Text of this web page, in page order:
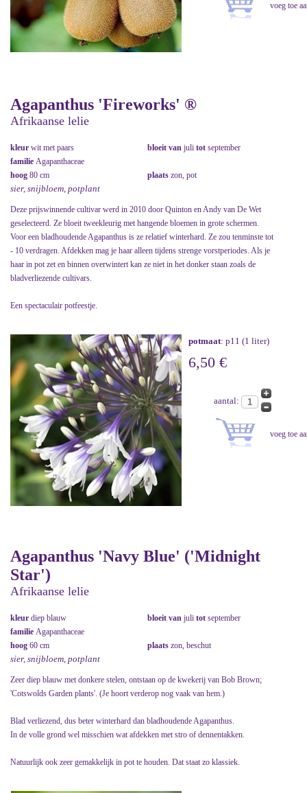
Agapanthus 'Fireworks' ®
Afrikaanse lelie
kleur wit met paars bloeit van juli tot september
familie Agapanthaceae
hoog 80 cm plaats zon, pot
sier, snijbloem, potplant
Deze prijswinnende cultivar werd in 2010 door Quinton en Andy van De Wet
geselecteerd. Ze bloeit tweekleurig met hangende bloemen in grote schermen.
Voor een bladhoudende Agapanthus is ze relatief winterhard. Ze zou tenminste tot
- 10 verdragen. Afdekken mag je haar alleen tijdens strenge vorstperiodes. Als je
haar in pot zet en binnen overwintert kan ze niet in het donker staan zoals de
bladverliezende cultivars.
Een spectaculair potfeestje.
potmaat: p11 (1 liter)
6,50 €
aantal:
Agapanthus 'Navy Blue' ('Midnight
Star')
Afrikaanse lelie
kleur diep blauw bloeit van juli tot september
familie Agapanthaceae
hoog 60 cm plaats zon, beschut
sier, snijbloem, potplant
Zeer diep blauw met donkere stelen, ontstaan op de kwekerij van Bob Brown;
'Cotswolds Garden plants'. (Je hoort verderop nog vaak van hem.)
Blad verliezend, dus beter winterhard dan bladhoudende Agapanthus.
In de volle grond wel misschien wat afdekken met stro of dennentakken.
Natuurlijk ook zeer gemakkelijk in pot te houden. Dat staat zo klassiek.